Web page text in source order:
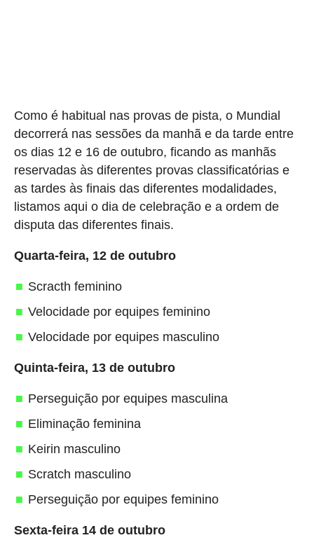
Como é habitual nas provas de pista, o Mundial
decorrerá nas sessões da manhã e da tarde entre
os dias 12 e 16 de outubro, ficando as manhãs
reservadas às diferentes provas classificatórias e
as tardes às finais das diferentes modalidades,
listamos aqui o dia de celebração e a ordem de
disputa das diferentes finais.
Quarta-feira, 12 de outubro
Scracth feminino
Velocidade por equipes feminino
Velocidade por equipes masculino
Quinta-feira, 13 de outubro
Perseguição por equipes masculina
Eliminação feminina
Keirin masculino
Scratch masculino
Perseguição por equipes feminino
Sexta-feira 14 de outubro